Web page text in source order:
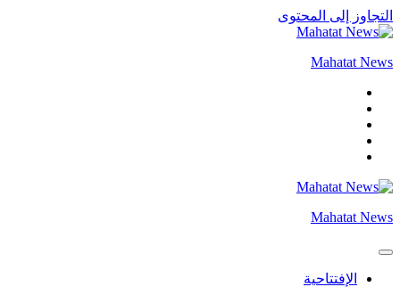
التجاوز إلى المحتوى
Mahatat News
Mahatat News
الإفتتاحية